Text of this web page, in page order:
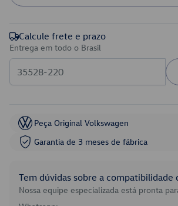
Calcule frete e prazo
Entrega em todo o Brasil
Peça Original Volkswagen
Garantia de 3 meses de fábrica
Tem dúvidas sobre a compatibilidade
Nossa equipe especializada está pronta